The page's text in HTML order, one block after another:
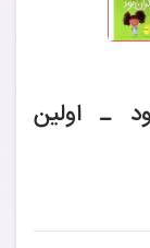
ـ اولین